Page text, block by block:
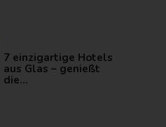
7 einzigartige Hotels
aus Glas – genießt
die…